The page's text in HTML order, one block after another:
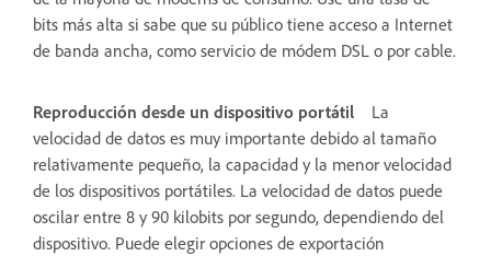
bits más alta si sabe que su público tiene acceso a Internet
de banda ancha, como servicio de módem DSL o por cable.
Reproducción desde un dispositivo portátil
La
velocidad de datos es muy importante debido al tamaño
relativamente pequeño, la capacidad y la menor velocidad
de los dispositivos portátiles. La velocidad de datos puede
oscilar entre 8 y 90 kilobits por segundo, dependiendo del
dispositivo. Puede elegir opciones de exportación